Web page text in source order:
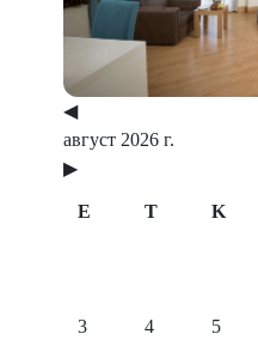
◀
август 2026 г.
▶
E T K
3 4 5